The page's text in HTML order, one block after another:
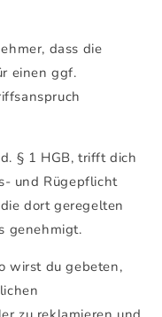
dass die
einen ggf.
§ 1 HGB, trifft dich
und Rügepflicht
dort geregelten
genehmigt.
wirst du gebeten,